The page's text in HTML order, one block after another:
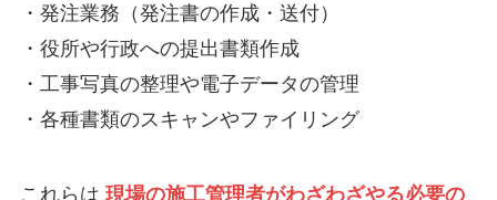
・発注業務（発注書の作成・送付）
・役所や行政への提出書類作成
・工事写真の整理や電子データの管理
・各種書類のスキャンやファイリング
これらは 現場の施工管理者がわざわざやる必要の